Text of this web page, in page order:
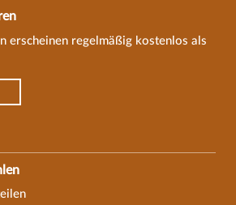
erscheinen regelmäßig kostenlos als